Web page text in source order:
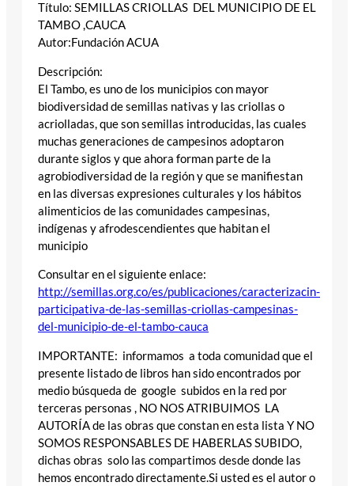
Título: SEMILLAS CRIOLLAS DEL MUNICIPIO DE EL
TAMBO ,CAUCA
Autor:Fundación ACUA
Descripción:
El Tambo, es uno de los municipios con mayor
biodiversidad de semillas nativas y las criollas o
acriolladas, que son semillas introducidas, las cuales
muchas generaciones de campesinos adoptaron
durante siglos y que ahora forman parte de la
agrobiodiversidad de la región y que se manifiestan
en las diversas expresiones culturales y los hábitos
alimenticios de las comunidades campesinas,
indígenas y afrodescendientes que habitan el
municipio
Consultar en el siguiente enlace:
http://semillas.org.co/es/publicaciones/caracterizacin-
participativa-de-las-semillas-criollas-campesinas-
del-municipio-de-el-tambo-cauca
IMPORTANTE: informamos a toda comunidad que el
presente listado de libros han sido encontrados por
medio búsqueda de google subidos en la red por
terceras personas , NO NOS ATRIBUIMOS LA
AUTORÍA de las obras que constan en esta lista Y NO
SOMOS RESPONSABLES DE HABERLAS SUBIDO,
dichas obras solo las compartimos desde donde las
hemos encontrado directamente.Si usted es el autor o